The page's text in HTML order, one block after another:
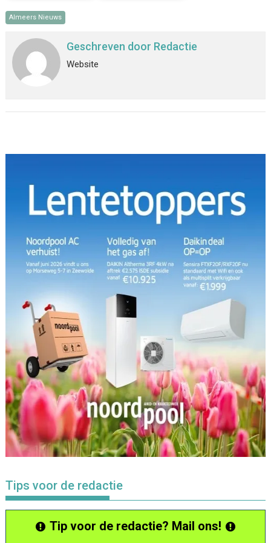
Almeers Nieuws
Geschreven door Redactie
Website
Tips voor de redactie
Tip voor de redactie? Mail ons!